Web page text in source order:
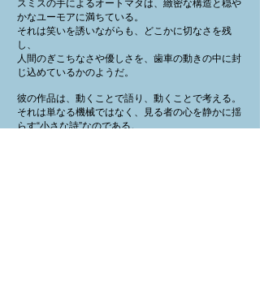
スミスの手によるオートマタは、緻密な構造と穏や
かなユーモアに満ちている。
それは笑いを誘いながらも、どこかに切なさを残
し、
人間のぎこちなさや優しさを、歯車の動きの中に封
じ込めているかのようだ。
彼の作品は、動くことで語り、動くことで考える。
それは単なる機械ではなく、見る者の心を静かに揺
らす“小さな詩”なのである。